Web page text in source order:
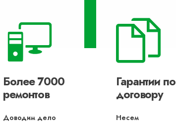
Более 7000
ремонтов
Доводим дело
Гарантии по
договору
Несем